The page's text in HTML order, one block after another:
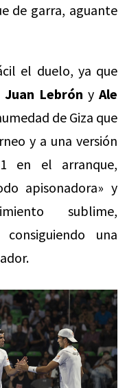
de garra, aguante
el duelo, ya que
Juan Lebrón y Ale
de Giza que
y a una versión
en el arranque,
apisonadora» y
sublime,
una